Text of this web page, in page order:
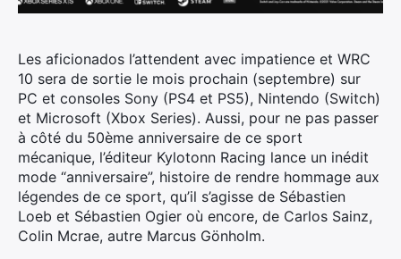
Les aficionados l’attendent avec impatience et WRC
10 sera de sortie le mois prochain (septembre) sur
PC et consoles Sony (PS4 et PS5), Nintendo (Switch)
et Microsoft (Xbox Series). Aussi, pour ne pas passer
à côté du 50ème anniversaire de ce sport
mécanique, l’éditeur Kylotonn Racing lance un inédit
mode “anniversaire”, histoire de rendre hommage aux
légendes de ce sport, qu’il s’agisse de Sébastien
Loeb et Sébastien Ogier où encore, de Carlos Sainz,
Colin Mcrae, autre Marcus Gönholm.